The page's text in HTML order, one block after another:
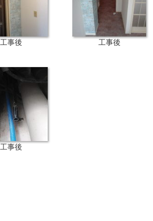
工事後 工事後
工事後